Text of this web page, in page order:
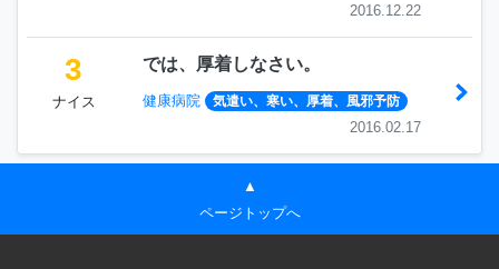
2016.12.22
3
ナイス
では、厚着しなさい。
健康病院 気遣い、寒い、厚着、風邪予防
2016.02.17
▲
ページトップへ